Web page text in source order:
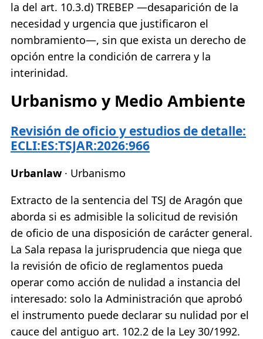
la del art. 10.3.d) TREBEP —desaparición de la
necesidad y urgencia que justificaron el
nombramiento—, sin que exista un derecho de
opción entre la condición de carrera y la
interinidad.
Urbanismo y Medio Ambiente
Revisión de oficio y estudios de detalle:
ECLI:ES:TSJAR:2026:966
Urbanlaw· Urbanismo
Extracto de la sentencia del TSJ de Aragón que
aborda si es admisible la solicitud de revisión
de oficio de una disposición de carácter general.
La Sala repasa la jurisprudencia que niega que
la revisión de oficio de reglamentos pueda
operar como acción de nulidad a instancia del
interesado: solo la Administración que aprobó
el instrumento puede declarar su nulidad por el
cauce del antiguo art. 102.2 de la Ley 30/1992.